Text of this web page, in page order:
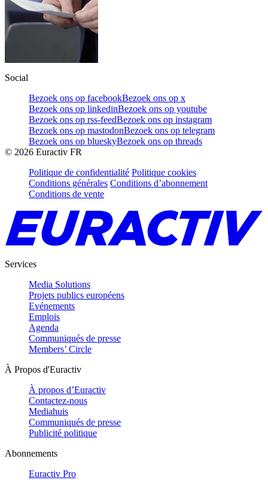
Social
Bezoek ons op facebookBezoek ons op x
Bezoek ons op linkedinBezoek ons op youtube
Bezoek ons op rss-feedBezoek ons op instagram
Bezoek ons op mastodonBezoek ons op telegram
Bezoek ons op blueskyBezoek ons op threads
© 2026 Euractiv FR
Politique de confidentialité Politique cookies
Conditions générales Conditions d’abonnement
Conditions de vente
Services
Media Solutions
Projets publics européens
Evénements
Emplois
Agenda
Communiqués de presse
Members’ Circle
À Propos d'Euractiv
À propos d’Euractiv
Contactez-nous
Mediahuis
Communiqués de presse
Publicité politique
Abonnements
Euractiv Pro